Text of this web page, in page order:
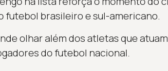
futebol brasileiro e sul-americano.
olhar além dos atletas que atuam
do futebol nacional.